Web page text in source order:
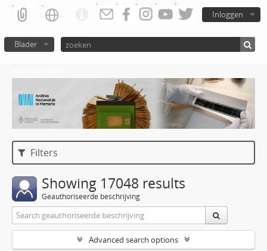
Inloggen
Blader
Filters
Showing 17048 results
Geauthoriseerde beschrijving
Advanced search options